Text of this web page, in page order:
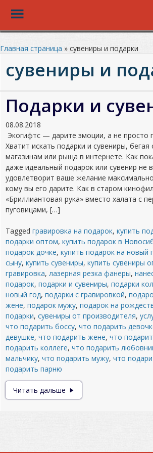
Перейти
к
основному
контенту
Главная страница » сувениры и подарки
сувениры и
Подарки и
08.08.2018
Экогифтс — дарите эмоции, а не просто
Хватит искать подарки и сувениры,
магазинам или рыща в интернете. Как
даже идеальный подарок или сувенир не
удовлетворит ваше желание
кому вы его дарите. Как в старом
«Бриллиантовая рука» вместо халата с
пуговицами, […]
Tagged гравировка на подарок, купить
подарки оптом, купить подарок в
подарок дочке, купить подарок на новый
сыну, купить сувениры, купить сувениры
гравировка, лазерная резка фанеры,
подарок, подарки и сувениры, подарки
новый год, подарки с гравировкой,
жене, подарок мужу, подарок на
подарки, сувениры от производителя,
что подарить боссу, что подарить
девушке, что подарить жене, что
подарить коллеге, что подарить
мальчику, что подарить мужу, что
подарить парню
Читать дальше
Подарки